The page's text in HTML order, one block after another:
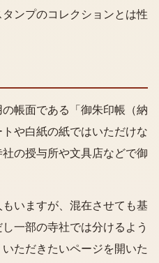
ンプのコレクションとは性
帳面である「御朱印帳（納
や白紙の紙ではいただけな
の授与所や文具店などで御
いますが、混在させても基
一部の寺社では分けるよう
ただきたいページを開いた